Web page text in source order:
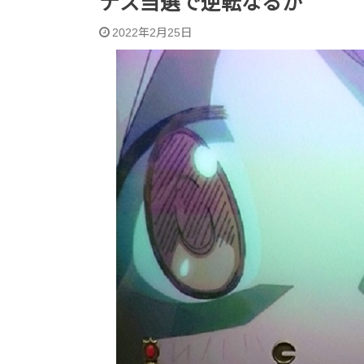
2022年2月25日